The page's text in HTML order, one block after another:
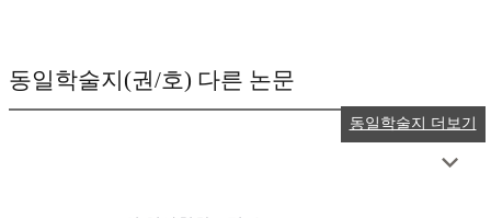
동일학술지(권/호) 다른 논문
동일학술지 더보기